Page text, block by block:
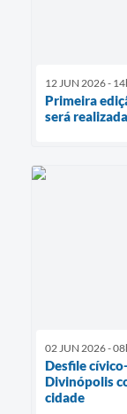
12 JUN 2026 -
Primeira
será
02 JUN 2026 -
Desfile
Divinópolis
cidade